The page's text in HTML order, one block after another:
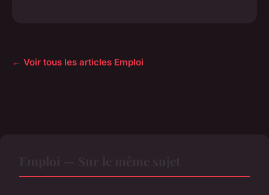
← Voir tous les articles Emploi